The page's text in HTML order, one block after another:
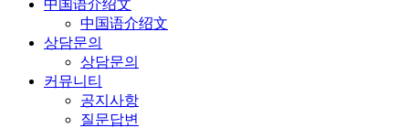
中国语介绍文
中国语介绍文
상담문의
상담문의
커뮤니티
공지사항
질문답변